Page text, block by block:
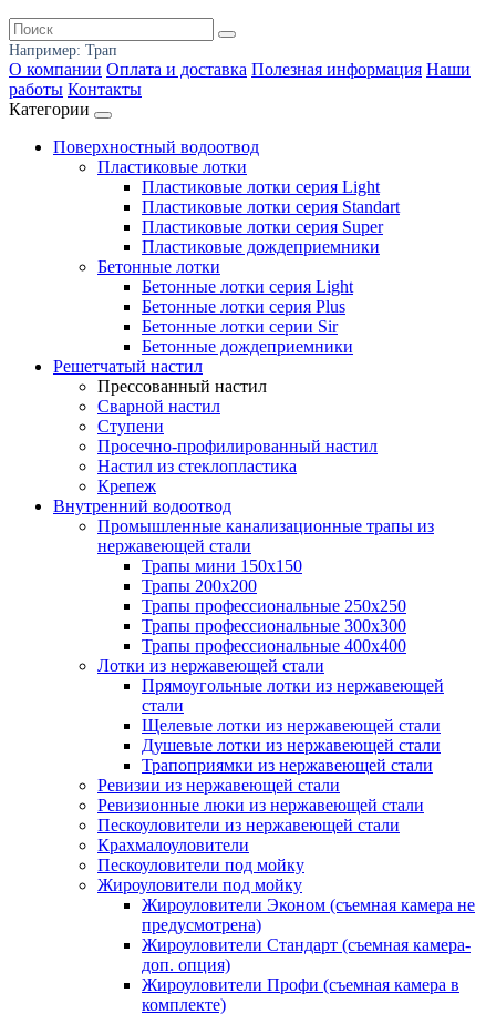
Например: Трап
О компании Оплата и доставка Полезная информация Наши
работы Контакты
Категории
Поверхностный водоотвод
Пластиковые лотки
Пластиковые лотки серия Light
Пластиковые лотки серия Standart
Пластиковые лотки серия Super
Пластиковые дождеприемники
Бетонные лотки
Бетонные лотки серия Light
Бетонные лотки серия Plus
Бетонные лотки серии Sir
Бетонные дождеприемники
Решетчатый настил
Прессованный настил
Сварной настил
Ступени
Просечно-профилированный настил
Настил из стеклопластика
Крепеж
Внутренний водоотвод
Промышленные канализационные трапы из
нержавеющей стали
Трапы мини 150х150
Трапы 200х200
Трапы профессиональные 250х250
Трапы профессиональные 300х300
Трапы профессиональные 400х400
Лотки из нержавеющей стали
Прямоугольные лотки из нержавеющей
стали
Щелевые лотки из нержавеющей стали
Душевые лотки из нержавеющей стали
Трапоприямки из нержавеющей стали
Ревизии из нержавеющей стали
Ревизионные люки из нержавеющей стали
Пескоуловители из нержавеющей стали
Крахмалоуловители
Пескоуловители под мойку
Жироуловители под мойку
Жироуловители Эконом (съемная камера не
предусмотрена)
Жироуловители Стандарт (съемная камера-
доп. опция)
Жироуловители Профи (съемная камера в
комплекте)